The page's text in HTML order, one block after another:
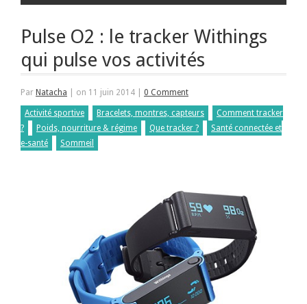
Pulse O2 : le tracker Withings
qui pulse vos activités
Par Natacha on 11 juin 2014 0 Comment
Activité sportive Bracelets, montres, capteurs
Comment tracker
?
Poids, nourriture & régime Que tracker ?
Santé connectée et
e-santé
Sommeil